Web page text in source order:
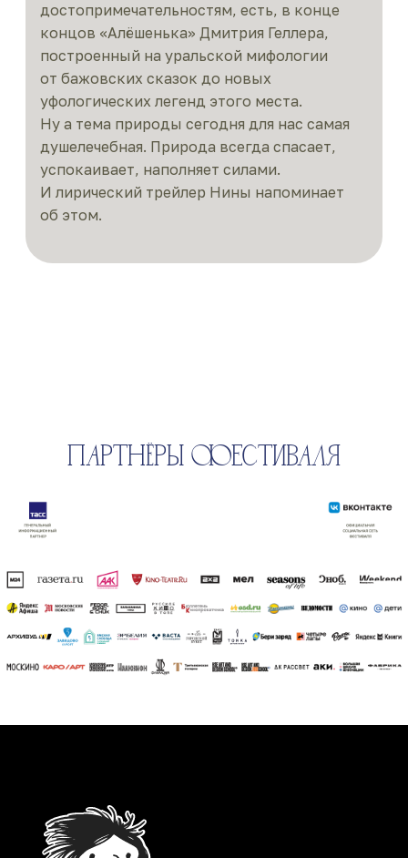
достопримечательностям, есть, в конце
концов «Алёшенька» Дмитрия Геллера,
построенный на уральской мифологии
от бажовских сказок до новых
уфологических легенд этого места.
Ну а тема природы сегодня для нас самая
душелечебная. Природа всегда спасает,
успокаивает, наполняет силами.
И лирический трейлер Нины напоминает
об этом.
ПАРТНЁРЫ ФЕСТИВАЛЯ